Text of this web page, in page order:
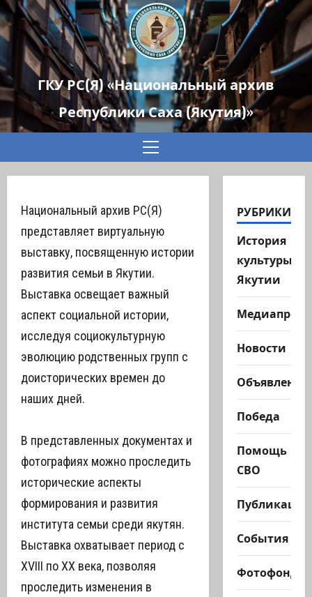
ГКУ РС(Я) «Национальный архив
Республики Саха (Якутия)»
Основное
Национальный архив РС(Я)
представляет виртуальную
выставку, посвященную истории
развития семьи в Якутии.
Выставка освещает важный
аспект социальной истории,
исследуя социокультурную
эволюцию родственных групп с
доисторических времен до
наших дней.
В представленных документах и
фотографиях можно проследить
исторические аспекты
формирования и развития
института семьи среди якутян.
Выставка охватывает период с
XVIII по XX века, позволяя
проследить изменения в
РУБРИКИ
История
культуры
Якутии
Новости
Объявления
Победа
Помощь
СВО
Публикации
События
Фотофонд